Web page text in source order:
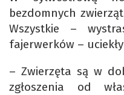
bezdomnych
Wszystkie –
fajerwerków –
– Zwierzęta są w
zgłoszenia od